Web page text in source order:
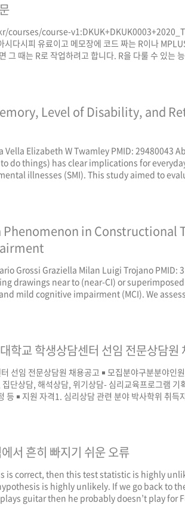
course-
시다시피 유료이고 메모장에 코드 짜는 R이나
그 때는 R로 작업하려고 합니다. R을 다룰 수 있는
가 좋네요. 추천합니다. 아래 사이트도 참고하세요
Level of Disability, and
Vella Elizabeth W Twamley PMID: 29480043
do things) has clear implications for
illnesses (SMI). This study aimed to
Phenomenon in Constructional
Grossi Graziella Milan Luigi Trojano
drawings near to (near-CI) or
mild cognitive impairment (MCI). We
교 학생상담센터 선임 전문상담원
선임 전문상담원 채용공고 ￭ 모집분야구분분야
단상담, 해석상담, 위기상담- 심리교육프로그램
등 ￭ 지원 자격1. 심리상담 관련 분야 박사학위 취
야 함. ￭ 우대 사항1. 영어 능통자(외국인 학생 상담
서 흔히 빠지기 쉬운 오류
is correct, then this test statistic is highly
is highly unlikely. If we go back to
guitar then he probably doesn’t play for